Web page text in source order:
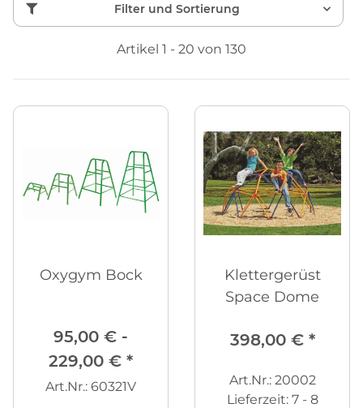
Filter und Sortierung
Artikel 1 - 20 von 130
Oxygym Bock
95,00 € -
229,00 € *
Art.Nr.: 60321V
Klettergerüst
Space Dome
398,00 € *
Art.Nr.: 20002
Lieferzeit: 7 - 8